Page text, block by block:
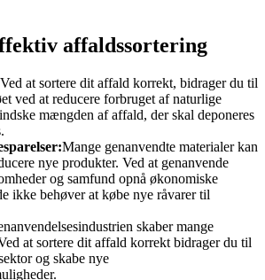
affaldssortering
Ved at sortere dit affald korrekt, bidrager du til
ved at reducere forbruget af naturlige
mængden af affald, der skal deponeres
Mange genanvendte materialer kan
nye produkter. Ved at genanvende
og samfund opnå økonomiske
ikke behøver at købe nye råvarer til
skaber mange
at sortere dit affald korrekt bidrager du til
og skabe nye